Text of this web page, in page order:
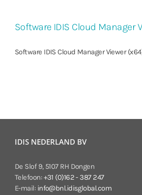
Software IDIS Cloud Manager
Software IDIS Cloud Manager Viewer
IDIS NEDERLAND BV
De Slof 9, 5107 RH Dongen
Telefoon:+31 (0)162 - 387 247
E-mail: info@bnl.idisglobal.com